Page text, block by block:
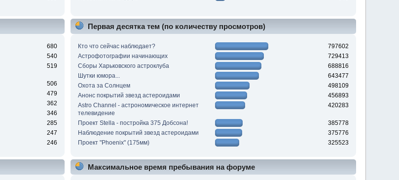
680
540
519
506
479
362
346
285
247
246
Первая десятка тем (по количеству просмотров)
Кто что сейчас наблюдает?
797602
Астрофотографии начинающих
729413
Сборы Харьковского астроклуба
688816
Шутки юмора...
643477
Охота за Солнцем
498109
Анонс покрытий звезд астероидами
456893
Astro Channel - астрономическое интернет
телевидение
420283
Проект Stella - постройка 375 Добсона!
385778
Наблюдение покрытий звезд астероидами
375776
Проект "Phoenix" (175мм)
325523
Максимальное время пребывания на форуме